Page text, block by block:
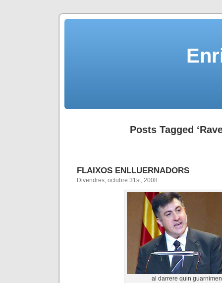
Posts Tagged
FLAIXOS ENLLUERNADORS
Divendres, octubre 31st, 2008
al darrere quin